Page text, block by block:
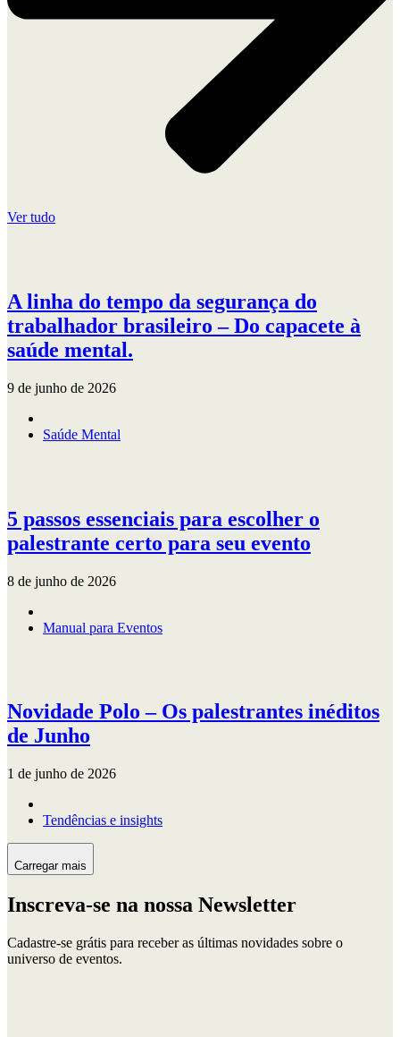
Ver tudo
A linha do tempo da segurança do
trabalhador brasileiro – Do capacete à
saúde mental.
9 de junho de 2026
Saúde Mental
5 passos essenciais para escolher o
palestrante certo para seu evento
8 de junho de 2026
Manual para Eventos
Novidade Polo – Os palestrantes inéditos
de Junho
1 de junho de 2026
Tendências e insights
Carregar mais
Inscreva-se na nossa Newsletter
Cadastre-se grátis para receber as últimas novidades sobre o
universo de eventos.